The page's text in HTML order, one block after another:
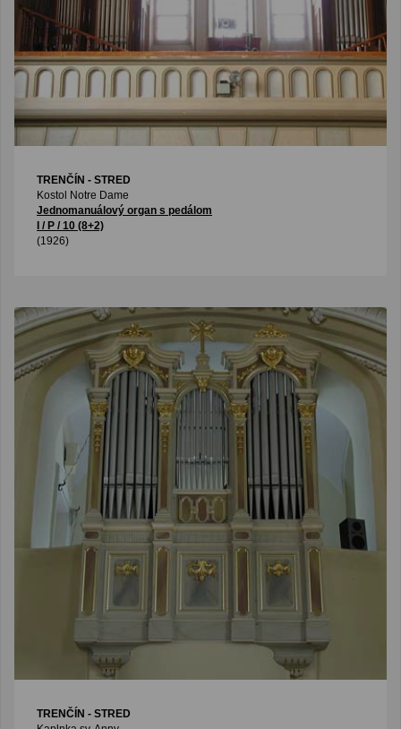
TRENČÍN - STRED
Kostol Notre Dame
Jednomanuálový organ s pedálom
I / P / 10 (8+2)
(1926)
TRENČÍN - STRED